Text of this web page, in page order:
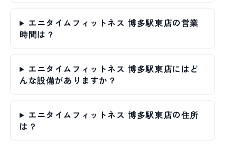
エニタイムフィットネス 博多駅東店の営業
時間は？
エニタイムフィットネス 博多駅東店にはど
んな設備がありますか？
エニタイムフィットネス 博多駅東店の住所
は？